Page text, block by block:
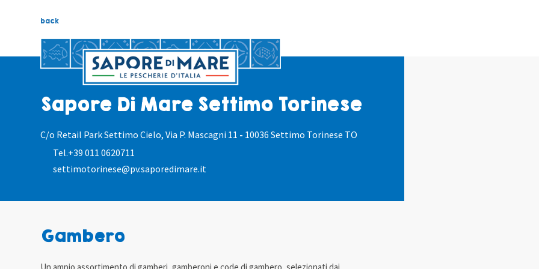
back
Sapore Di Mare Settimo Torinese
C/o Retail Park Settimo Cielo, Via P. Mascagni 11 - 10036 Settimo Torinese TO
Tel.+39 011 0620711
settimotorinese@pv.saporedimare.it
Gambero